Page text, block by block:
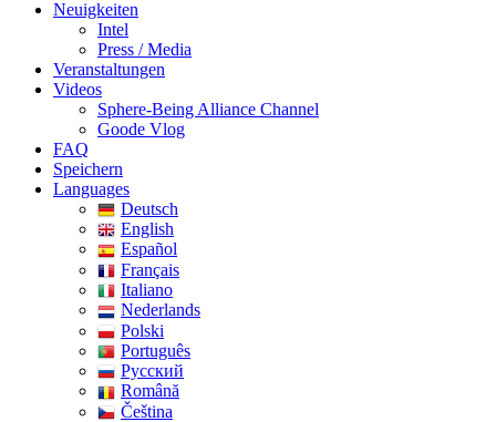
Neuigkeiten
Intel
Press / Media
Veranstaltungen
Videos
Sphere-Being Alliance Channel
Goode Vlog
FAQ
Speichern
Languages
Deutsch
English
Español
Français
Italiano
Nederlands
Polski
Português
Pусский
Română
Čeština